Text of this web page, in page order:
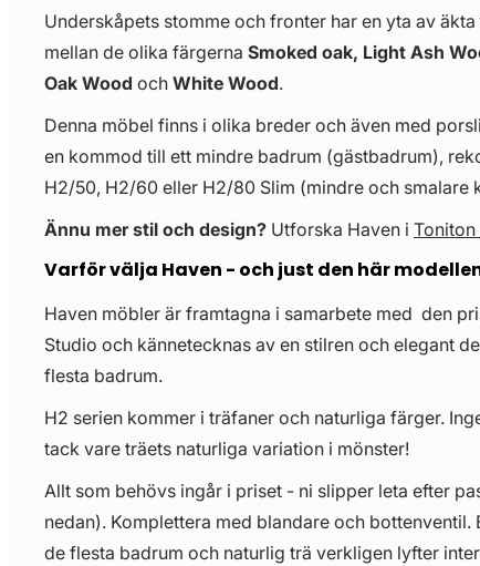
Underskåpets stomme och fronter har en yta av
mellan de olika färgerna Smoked oak, Light Ash
Oak Wood och White Wood.
Denna möbel finns i olika breder och även med
en kommod till ett mindre badrum (gästbadrum),
H2/50, H2/60 eller H2/80 Slim (mindre och smalare
Ännu mer stil och design? Utforska Haven i
Varför välja Haven - och just den här
Haven möbler är framtagna i samarbete med den
Studio och kännetecknas av en stilren och elegant
flesta badrum.
H2 serien kommer i träfaner och naturliga färger.
tack vare träets naturliga variation i mönster!
Allt som behövs ingår i priset - ni slipper leta efter
nedan). Komplettera med blandare och bottenventil.
de flesta badrum och naturlig trä verkligen lyfter